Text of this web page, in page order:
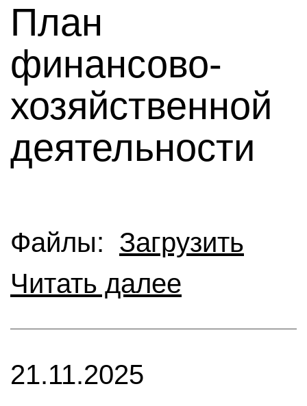
План
финансово-
хозяйственной
деятельности
Файлы: Загрузить
Читать далее
21.11.2025